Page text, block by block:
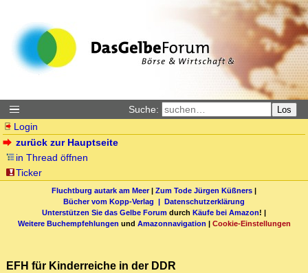
Suche: Los
Login
zurück zur Hauptseite
in Thread öffnen
Ticker
Fluchtburg autark am Meer| Zum Tode Jürgen Küßners |
Bücher vom Kopp-Verlag | Datenschutzerklärung
Unterstützen Sie das Gelbe Forum durch Käufe bei Amazon! |
Weitere Buchempfehlungen und Amazonnavigation | Cookie-Einstellungen
EFH für Kinderreiche in der DDR